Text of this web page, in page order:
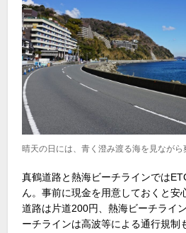
晴天の日には、青く澄み渡る海を見なが
真鶴道路と熱海ビーチラインでは
ん。事前に現金を用意しておくと安
道路は片道200円、熱海ビーチライ
ーチラインは高波等による通行規制